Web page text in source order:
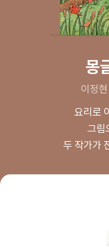
몽
이정
요리로
그림
두 작가가